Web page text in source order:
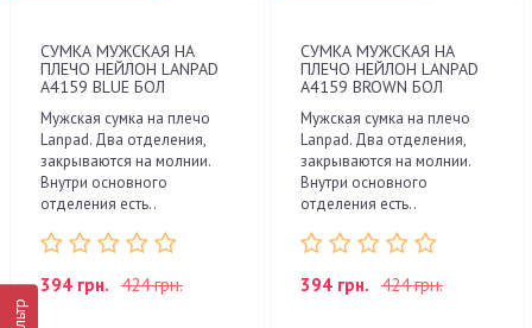
СУМКА МУЖСКАЯ НА
ПЛЕЧО НЕЙЛОН LANPAD
A4159 BLUE БОЛ
Мужская сумка на плечо
Lanpad. Два отделения,
закрываются на молнии.
Внутри основного
отделения есть..
394 грн. 424 грн.
СУМКА МУЖСКАЯ НА
ПЛЕЧО НЕЙЛОН LANPAD
A4159 BROWN БОЛ
Мужская сумка на плечо
Lanpad. Два отделения,
закрываются на молнии.
Внутри основного
отделения есть..
394 грн. 424 грн.